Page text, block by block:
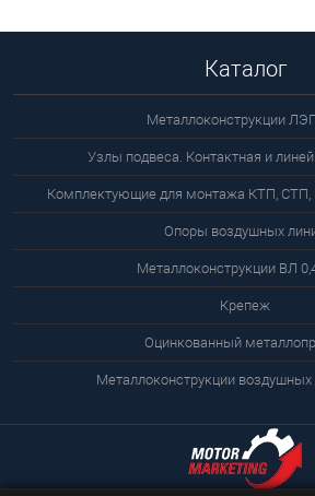
Каталог
Металлоконструкции
Узлы подвеса. Контактная и
Комплектующие для монтажа КТП,
Опоры воздушных
Металлоконструкции ВЛ
Крепеж
Оцинкованный
Металлоконструкции воздушных